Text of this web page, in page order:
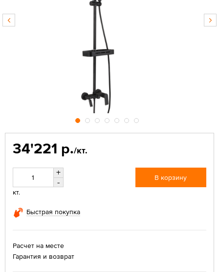
34'221 р./кт.
+
-
кт.
В корзину
Быстрая покупка
Расчет на месте
Гарантия и возврат